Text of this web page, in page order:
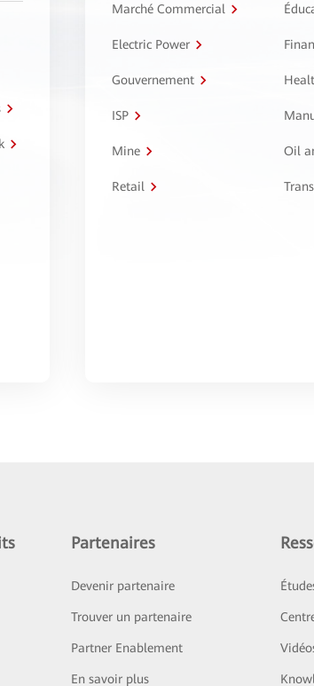
Marché Commercial
Electric Power
Gouvernement
ISP
Mine Oil
Retail
Partenaires
Devenir partenaire
Trouver un partenaire
Partner Enablement
En savoir plus